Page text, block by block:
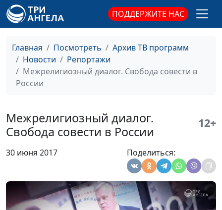
ПОДДЕРЖИТЕ НАС
Главная Посмотреть
Архив ТВ программ
Новости
Репортажи
Межрелигиозный диалог. Свобода совести в
России
Межрелигиозный диалог.
Свобода совести в России
12+
30 июня 2017 Поделиться: